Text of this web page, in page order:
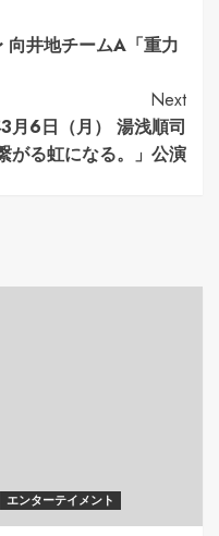
井地チームA「重力
Next
月6日（月） 湯浅順司
がる虹になる。」公演
エンターテイメント